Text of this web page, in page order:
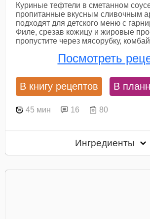
Куриные тефтели в сметанном
пропитанные вкусным сливочным
подходят для детского меню с
Филе, срезав кожицу и жировые
пропустите через мясорубку,
Посмотреть
В книгу рецептов В
45 мин 16 80
Ингредиенты